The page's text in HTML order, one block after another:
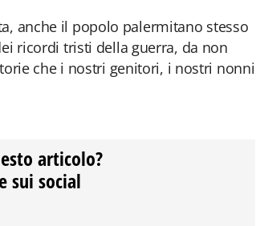
anche il popolo palermitano stesso
ricordi tristi della guerra, da non
che i nostri genitori, i nostri nonni
articolo?
sui social